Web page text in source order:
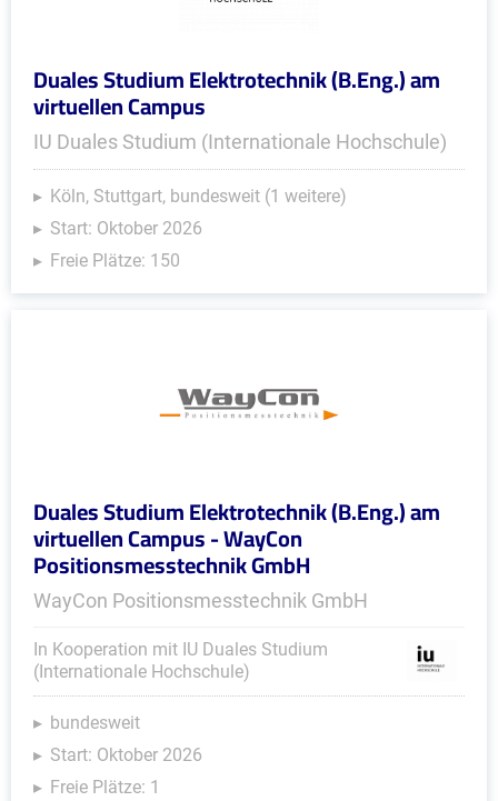
Duales Studium Elektrotechnik (B.Eng.) am
virtuellen Campus
IU Duales Studium (Internationale Hochschule)
Köln, Stuttgart, bundesweit (1 weitere)
Start: Oktober 2026
Freie Plätze: 150
Duales Studium Elektrotechnik (B.Eng.) am
virtuellen Campus - WayCon
Positionsmesstechnik GmbH
WayCon Positionsmesstechnik GmbH
In Kooperation mit IU Duales Studium
(Internationale Hochschule)
bundesweit
Start: Oktober 2026
Freie Plätze: 1